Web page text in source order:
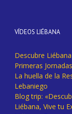
VÍDEOS LIÉBANA
Descubre
Primeras
La huella de la
Lebaniego
Blog trip:
Liébana, Vive tu